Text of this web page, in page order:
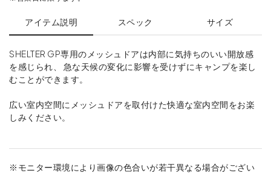
アイテム説明 スペック サイズ
SHELTER GP専用のメッシュドアは内部に気持ちのいい開放感
を感じられ、 急な天候の変化に影響を受けずにキャンプを楽し
むことができます。
広い室内空間にメッシュドアを取付けた快適な室内空間をお楽
しみください。
※モニター環境により画像の色合いが若干異なる場合がござい